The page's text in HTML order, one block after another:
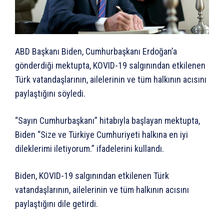
ABD Başkanı Biden, Cumhurbaşkanı Erdoğan’a
gönderdiği mektupta, KOVID-19 salgınından etkilenen
Türk vatandaşlarının, ailelerinin ve tüm halkının acısını
paylaştığını söyledi.
“Sayın Cumhurbaşkanı” hitabıyla başlayan mektupta,
Biden “Size ve Türkiye Cumhuriyeti halkına en iyi
dileklerimi iletiyorum.” ifadelerini kullandı.
Biden, KOVID-19 salgınından etkilenen Türk
vatandaşlarının, ailelerinin ve tüm halkının acısını
paylaştığını dile getirdi.